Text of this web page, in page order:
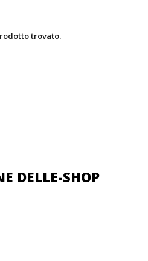
trovato.
DELLE-SHOP